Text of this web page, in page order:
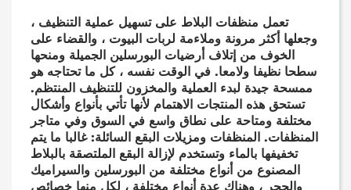
تعمل منظفات البلاط على تسهيل عملية التنظيف ،
وجعلها أكثر مرونة وملاءمة لربات البيوت ، والقضاء على
الخوف من إتلاف أرضيات البورسلين الجميلة ومنحها
سطحا نظيفا ولامعا. في الوقت نفسه ، كل ما تحتاجه هو
ممسحة جيدة لبدء العملية والمخزون للتنظيف المنتظم.
تستحق هذه المنتجات الاهتمام لأنها تأتي بأنواع وأشكال
مختلفة ومتاحة على نطاق واسع في السوق وفي متاجر
المنظفات. المنظفات ومزيلات البقع السائلة: غالبا ما يتم
تخفيفها بالماء وتستخدم لإزالة البقع الملتصقة بالبلاط
المصنوع من أنواع مختلفة من البورسلين والسيراميك
والحجر ، وهناك عدة أنواع مختلفة ، لكل منها خصائص